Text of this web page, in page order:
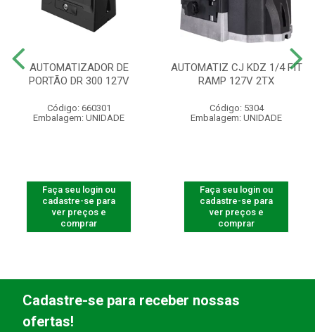
AUTOMATIZADOR DE
PORTÃO DR 300 127V
Código: 660301
Embalagem: UNIDADE
Faça seu login ou
cadastre-se para
ver preços e
comprar
AUTOMATIZ CJ KDZ 1/4 FIT
RAMP 127V 2TX
Código: 5304
Embalagem: UNIDADE
Faça seu login ou
cadastre-se para
ver preços e
comprar
Cadastre-se para receber nossas
ofertas!